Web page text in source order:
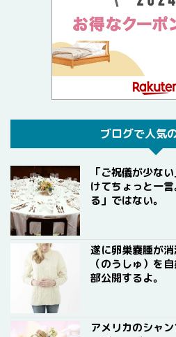
ブログで人気
「ご祝儀が少な
けてちょっと一
る」ではない。
遂に卵巣嚢腫が
（のうしゅ）を
部公開するよ。
アメリカのシャ